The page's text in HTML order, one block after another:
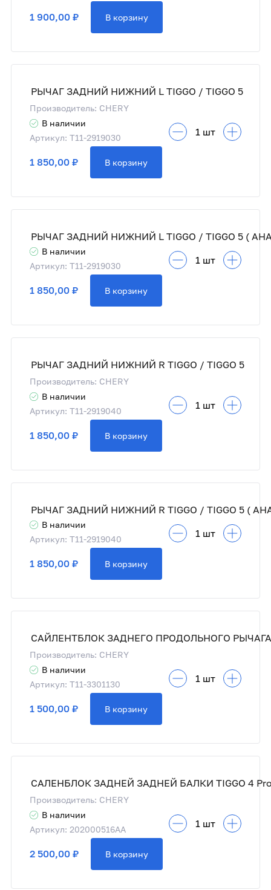
1 900,00 ₽ В корзину
РЫЧАГ ЗАДНИЙ НИЖНИЙ L TIGGO / TIGGO 5
Производитель: CHERY
В наличии
Артикул: T11-2919030
1 850,00 ₽ В корзину
РЫЧАГ ЗАДНИЙ НИЖНИЙ L TIGGO / TIGGO 5 (
В наличии
Артикул: T11-2919030
1 850,00 ₽ В корзину
РЫЧАГ ЗАДНИЙ НИЖНИЙ R TIGGO / TIGGO 5
Производитель: CHERY
В наличии
Артикул: T11-2919040
1 850,00 ₽ В корзину
В наличии
Артикул: T11-2919040
1 850,00 ₽ В корзину
Производитель: CHERY
В наличии
Артикул: T11-3301130
1 500,00 ₽ В корзину
САЛЕНБЛОК ЗАДНЕЙ ЗАДНЕЙ БАЛКИ TIGGO 4
Производитель: CHERY
В наличии
Артикул: 202000516AA
2 500,00 ₽ В корзину